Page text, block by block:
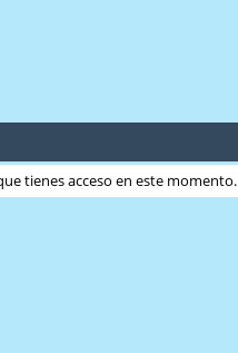
tienes acceso en este momento.